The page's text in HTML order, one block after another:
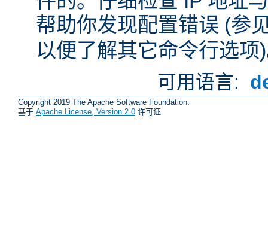
帮助你发现配置错误 (参
以便了解其它命令行选项
可用语言:
Copyright 2019 The Apache Software Foundation.
基于 Apache License, Version 2.0 许可证.